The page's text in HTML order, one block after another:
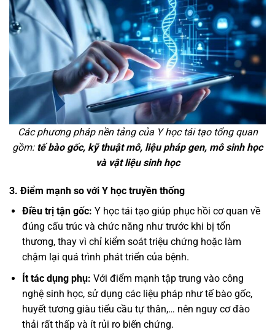
Các phương pháp nền tảng của Y học tái tạo tổng quan
gồm: tế bào gốc, kỹ thuật mô, liệu pháp gen, mô sinh học
và vật liệu sinh học
3. Điểm mạnh so với Y học truyền thống
Điều trị tận gốc: Y học tái tạo giúp phục hồi cơ quan về
đúng cấu trúc và chức năng như trước khi bị tổn
thương, thay vì chỉ kiểm soát triệu chứng hoặc làm
chậm lại quá trình phát triển của bệnh.
Ít tác dụng phụ: Với điểm mạnh tập trung vào công
nghệ sinh học, sử dụng các liệu pháp như tế bào gốc,
huyết tương giàu tiểu cầu tự thân,… nên nguy cơ đào
thải rất thấp và ít rủi ro biến chứng.